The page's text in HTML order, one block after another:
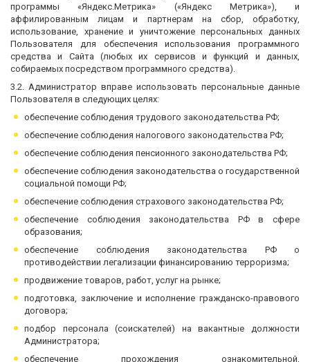
программы «Яндекс.Метрика» («Яндекс Метрика»), и
аффилированным лицам и партнерам на сбор, обработку,
использование, хранение и уничтожение персональных данных
Пользователя для обеспечения использования программного
средства и Сайта (любых их сервисов и функций и данных,
собираемых посредством программного средства).
3.2. Администратор вправе использовать персональные данные
Пользователя в следующих целях:
обеспечение соблюдения трудового законодательства РФ;
обеспечение соблюдения налогового законодательства РФ;
обеспечение соблюдения пенсионного законодательства РФ;
обеспечение соблюдения законодательства о государственной
социальной помощи РФ;
обеспечение соблюдения страхового законодательства РФ;
обеспечение соблюдения законодательства РФ в сфере
образования;
обеспечение соблюдения законодательства РФ о
противодействии легализации финансированию терроризма;
продвижение товаров, работ, услуг на рынке;
подготовка, заключение и исполнение гражданско-правового
договора;
подбор персонала (соискателей) на вакантные должности
Администратора;
обеспечение прохождения ознакомительной,